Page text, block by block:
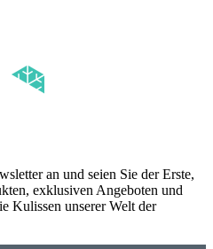
an und seien Sie der Erste,
exklusiven Angeboten und
Kulissen unserer Welt der